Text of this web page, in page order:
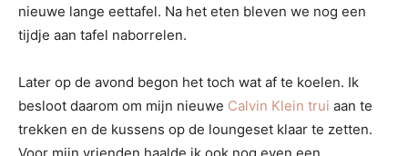
nieuwe lange eettafel. Na het eten bleven we nog een
tijdje aan tafel naborrelen.
Later op de avond begon het toch wat af te koelen. Ik
besloot daarom om mijn nieuwe Calvin Klein trui aan te
trekken en de kussens op de loungeset klaar te zetten.